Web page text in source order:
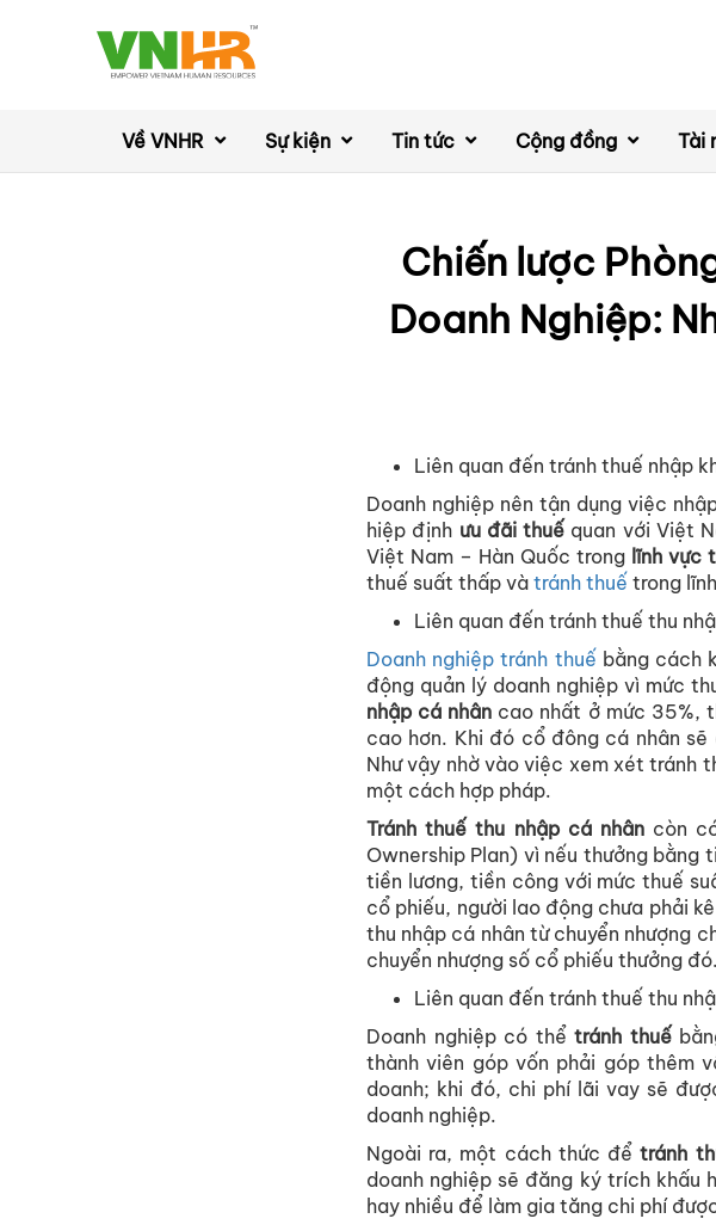
Về VNHR Sự kiện Tin tức Cộng đồng Tài
Chiến lược
Doanh Nghiệp:
Liên quan đến tránh thuế nhập
Doanh nghiệp nên tận dụng việc
hiệp định ưu đãi thuế quan với Việt
Việt Nam – Hàn Quốc trong lĩnh vực
thuế suất thấp và tránh thuế trong
Liên quan đến tránh thuế thu
Doanh nghiệp tránh thuế bằng cách
động quản lý doanh nghiệp vì mức
nhập cá nhân cao nhất ở mức 35%,
cao hơn. Khi đó cổ đông cá nhân
Như vậy nhờ vào việc xem xét tránh
một cách hợp pháp.
Tránh thuế thu nhập cá nhâncòn có
Ownership Plan) vì nếu thưởng bằng
tiền lương, tiền công với mức thuế
cổ phiếu, người lao động chưa phải
thu nhập cá nhân từ chuyển nhượng
chuyển nhượng số cổ phiếu thưởng đó.
Liên quan đến tránh thuế thu
Doanh nghiệp có thểtránh thuế
thành viên góp vốn phải góp thêm
doanh; khi đó, chi phí lãi vay sẽ
doanh nghiệp.
Ngoài ra, một cách thức đểtránh
doanh nghiệp sẽ đăng ký trích khấu
hay nhiều để làm gia tăng chi phí